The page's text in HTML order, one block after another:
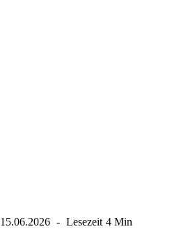
15.06.2026 Lesezeit 4 Min